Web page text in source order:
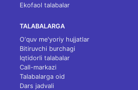
Ekofaol talabalar
TALABALARGA
O‘quv me'yoriy hujjatlar
Bitiruvchi burchagi
Iqtidorli talabalar
Call-markazi
Talabalarga oid
Dars jadvali